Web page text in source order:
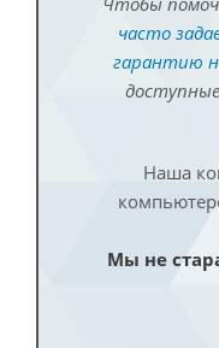
часто
гарантию
доступные
Наша
Мы не